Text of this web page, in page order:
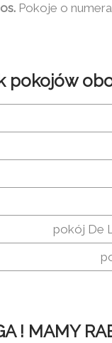
Pokoje o
pokojów
pokój De
! MAMY